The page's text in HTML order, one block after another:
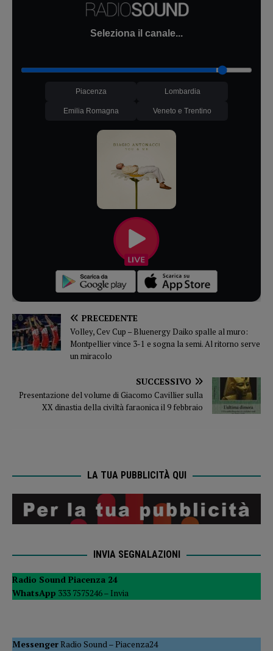
Seleziona il canale...
Piacenza Lombardia
Emilia Romagna Veneto e Trentino
PRECEDENTE
Volley, Cev Cup – Bluenergy Daiko spalle al muro:
Montpellier vince 3-1 e sogna la semi. Al ritorno serve
un miracolo
SUCCESSIVO
Presentazione del volume di Giacomo Cavillier sulla
XX dinastia della civiltà faraonica il 9 febbraio
LA TUA PUBBLICITÀ QUI
INVIA SEGNALAZIONI
Radio Sound Piacenza 24
WhatsApp 333 7575246 – Invia
MessengerRadio Sound–Piacenza24